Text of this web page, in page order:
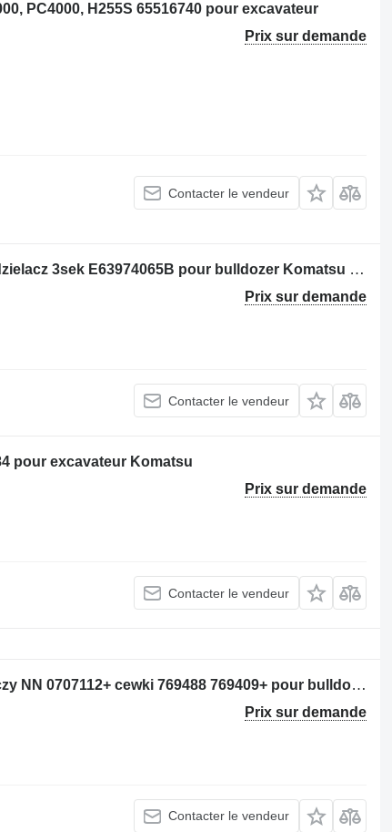
PC4000, H255S 65516740 pour excavateur
Prix sur demande
Contacter le vendeur
Distributeur hydraulique Komatsu Rozdzielacz 3sek E63974065B pour bulldozer Komatsu D65
Prix sur demande
Contacter le vendeur
pour excavateur Komatsu
Prix sur demande
Contacter le vendeur
Distributeur hydraulique Blok sterowniczy NN 0707112+ cewki 769488 769409+ pour bulldozer Komatsu D51 PX22
Prix sur demande
Contacter le vendeur